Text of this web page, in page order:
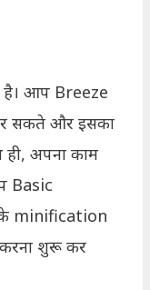
आप Breeze
सकते और इसका
अपना काम
Basic
minification
शुरू कर